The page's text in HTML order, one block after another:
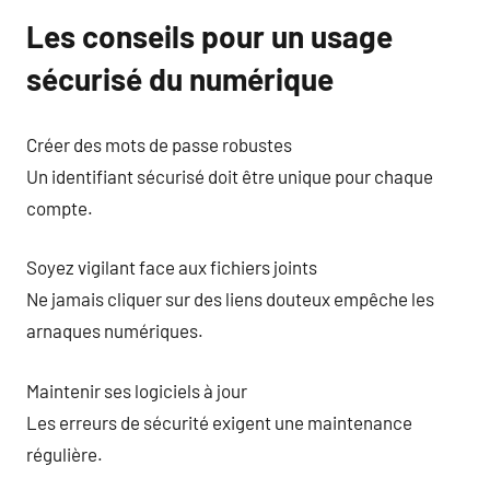
Les conseils pour un usage
sécurisé du numérique
Créer des mots de passe robustes
Un identifiant sécurisé doit être unique pour chaque
compte.
Soyez vigilant face aux fichiers joints
Ne jamais cliquer sur des liens douteux empêche les
arnaques numériques.
Maintenir ses logiciels à jour
Les erreurs de sécurité exigent une maintenance
régulière.